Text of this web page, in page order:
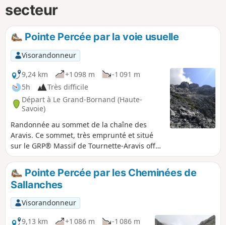
secteur
Pointe Percée par la voie usuelle
Visorandonneur
9,24 km
+1 098 m
-1 091 m
5h
Très difficile
Départ à Le Grand-Bornand (Haute-
Savoie)
Randonnée au sommet de la chaîne des
Aravis. Ce sommet, très emprunté et situé
sur le GRP® Massif de Tournette-Aravis offre
un magnifique panorama à 360° sur tous les
massifs et chaines environnantes. Bien que
ne nécessitant pas d'équipement relevant de
l'alpinisme, la randonnée est cotée TD car
elle requiert un bon sens de l'orientation et
présente une pente généralement raide, des
passages aériens, des traversées de
Pointe Percée par les Cheminées de
Sallanches
Visorandonneur
9,13 km
+1 086 m -1 086 m